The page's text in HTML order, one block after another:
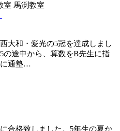
室 馬渕教室
大和・愛光の5冠を達成しまし
の途中から、算数をB先生に指
に通塾…
合格致しました。5年生の夏か